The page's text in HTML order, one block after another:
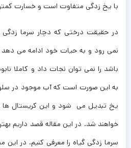
با یخ زدگی متفاوت است و خسارت
در حقیقت درختی که دچار سرما
نمی رود و به حیات خود ادامه می
باشد را نمی توان نجات داد و کاملا
به این صورت است که آب موجود در
یخ تبدیل می‌ شود و این کریستال ‌ها
خواهند شد. در این مقاله قصد داریم
سرما زدگی گیاه را معرفی کنیم. در این